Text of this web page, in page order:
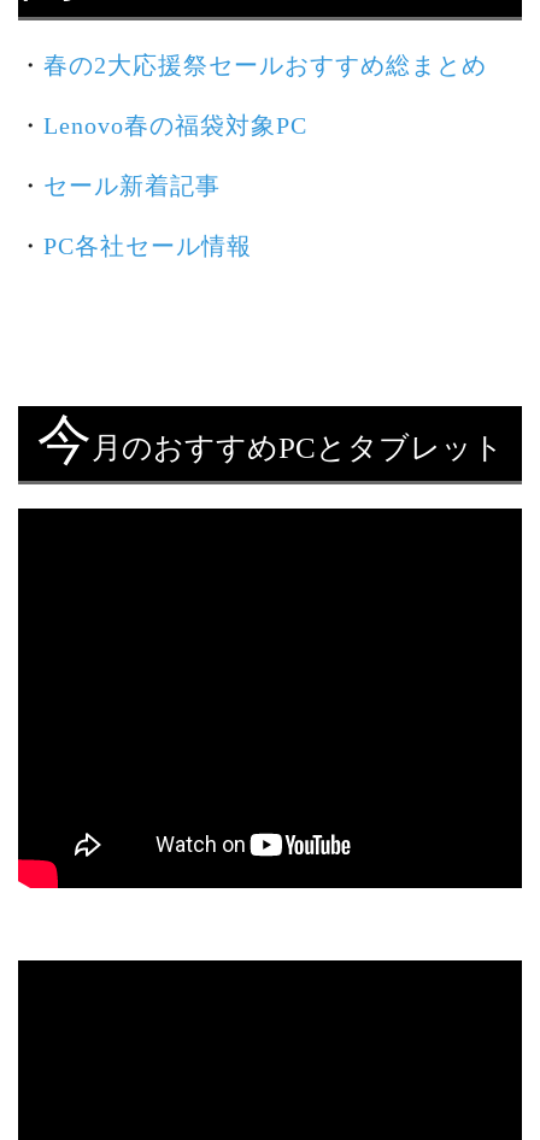
・ 春の2大応援祭セールおすすめ総まとめ
・ Lenovo春の福袋対象PC
・ セール新着記事
・ PC各社セール情報
今 月のおすすめPCとタブレット